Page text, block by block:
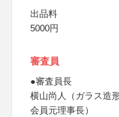
出品料
5000円
審査員
●審査員長
横山尚人（ガラス造
会員元理事長）